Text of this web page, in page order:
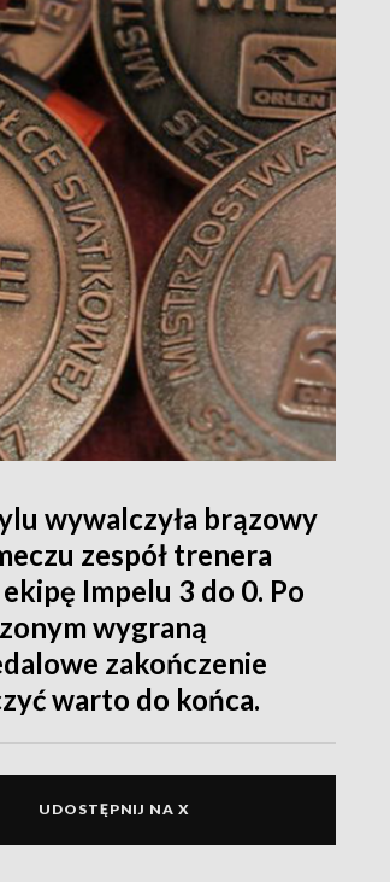
wywalczyła brązowy
zespół trenera
Impelu 3 do 0. Po
wygraną
zakończenie
warto do końca.
UDOSTĘPNIJ NA X